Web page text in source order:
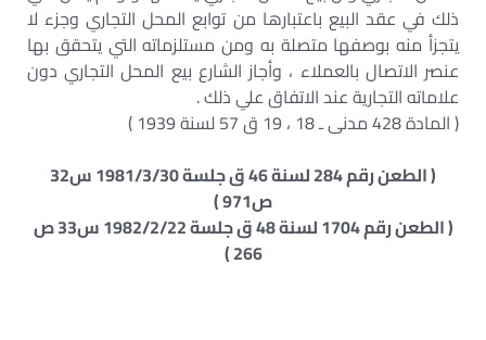
ذلك في عقد البيع باعتبارها من توابع المحل التجاري وجزء لا
يتجزأ منه بوصفها متصلة به ومن مستلزماته التي يتحقق بها
عنصر الاتصال بالعملاء ، وأجاز الشارع بيع المحل التجاري دون
علاماته التجارية عند الاتفاق علي ذلك .
( المادة 428 مدنى ـ 18 ، 19 ق 57 لسنة 1939 )
( الطعن رقم 284 لسنة 46 ق جلسة 1981/3/30 س32
ص971 )
( الطعن رقم 1704 لسنة 48 ق جلسة 1982/2/22 س33 ص
266 )